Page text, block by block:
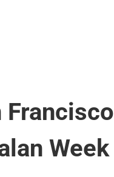
Francisco
Week